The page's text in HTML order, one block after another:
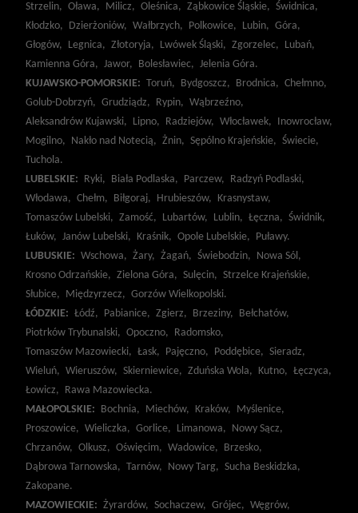
Strzelin, Oława, Milicz, Oleśnica, Ząbkowice Śląskie, Świdnica,
Kłodzko, Dzierżoniów, Wałbrzych, Polkowice, Lubin, Góra,
Głogów, Legnica, Złotoryja, Lwówek Śląski, Zgorzelec, Lubań,
Kamienna Góra, Jawor, Bolesławiec, Jelenia Góra.
KUJAWSKO-POMORSKIE: Toruń, Bydgoszcz, Brodnica, Chełmno,
Golub-Dobrzyń, Grudziądz, Rypin, Wąbrzeźno,
Aleksandrów Kujawski, Lipno, Radziejów, Włocławek, Inowrocław,
Mogilno, Nakło nad Notecią, Żnin, Sępólno Krajeńskie, Świecie,
Tuchola.
LUBELSKIE: Ryki, Biała Podlaska, Parczew, Radzyń Podlaski,
Włodawa, Chełm, Biłgoraj, Hrubieszów, Krasnystaw,
Tomaszów Lubelski, Zamość, Lubartów, Lublin, Łęczna, Świdnik,
Łuków, Janów Lubelski, Kraśnik, Opole Lubelskie, Puławy.
LUBUSKIE: Wschowa, Żary, Żagań, Świebodzin, Nowa Sól,
Krosno Odrzańskie, Zielona Góra, Sulęcin, Strzelce Krajeńskie,
Słubice, Międzyrzecz, Gorzów Wielkopolski.
ŁÓDZKIE: Łódź, Pabianice, Zgierz, Brzeziny, Bełchatów,
Piotrków Trybunalski, Opoczno, Radomsko,
Tomaszów Mazowiecki, Łask, Pajęczno, Poddębice, Sieradz,
Wieluń, Wieruszów, Skierniewice, Zduńska Wola, Kutno, Łęczyca,
Łowicz, Rawa Mazowiecka.
MAŁOPOLSKIE: Bochnia, Miechów, Kraków, Myślenice,
Proszowice, Wieliczka, Gorlice, Limanowa, Nowy Sącz,
Chrzanów, Olkusz, Oświęcim, Wadowice, Brzesko,
Dąbrowa Tarnowska, Tarnów, Nowy Targ, Sucha Beskidzka,
Zakopane.
MAZOWIECKIE: Żyrardów, Sochaczew, Grójec, Węgrów,